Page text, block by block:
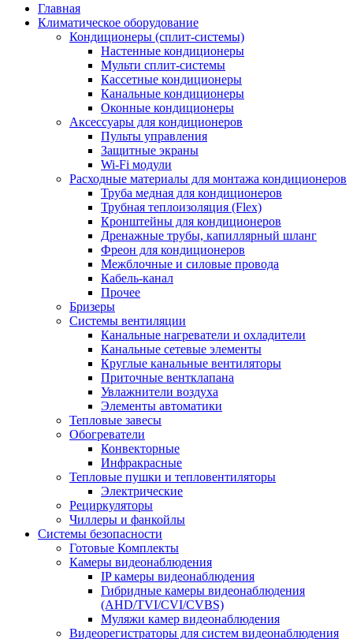
Главная
Климатическое оборудование
Кондиционеры (сплит-системы)
Настенные кондиционеры
Мульти сплит-системы
Кассетные кондиционеры
Канальные кондиционеры
Оконные кондиционеры
Аксессуары для кондиционеров
Пульты управления
Защитные экраны
Wi-Fi модули
Расходные материалы для монтажа кондиционеров
Труба медная для кондиционеров
Трубная теплоизоляция (Flex)
Кронштейны для кондиционеров
Дренажные трубы, капиллярный шланг
Фреон для кондиционеров
Межблочные и силовые провода
Кабель-канал
Прочее
Бризеры
Системы вентиляции
Канальные нагреватели и охладители
Канальные сетевые элементы
Круглые канальные вентиляторы
Приточные вентклапана
Увлажнители воздуха
Элементы автоматики
Тепловые завесы
Обогреватели
Конвекторные
Инфракрасные
Тепловые пушки и тепловентиляторы
Электрические
Рециркуляторы
Чиллеры и фанкойлы
Системы безопасности
Готовые Комплекты
Камеры видеонаблюдения
IP камеры видеонаблюдения
Гибридные камеры видеонаблюдения
(AHD/TVI/CVI/CVBS)
Муляжи камер видеонаблюдения
Видеорегистраторы для систем видеонаблюдения